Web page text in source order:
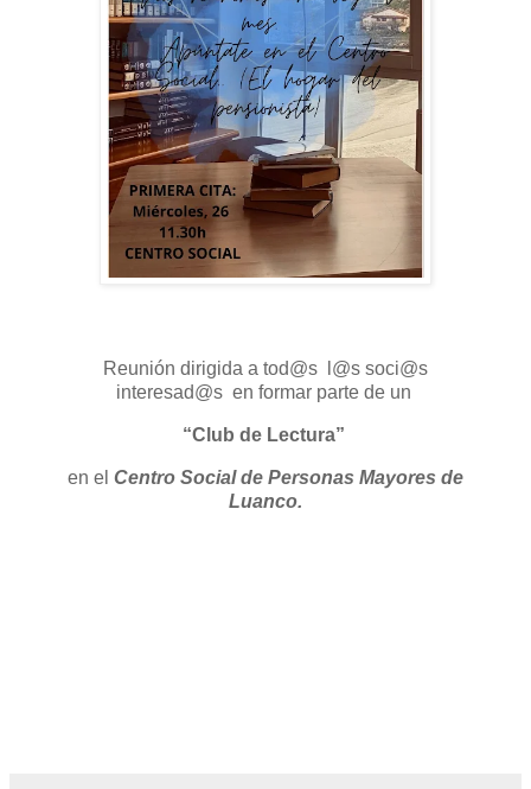
Reunión dirigida a tod@s l@s soci@s
interesad@s en formar parte de un
“Club de Lectura”
en el Centro Social de Personas Mayores de
Luanco.